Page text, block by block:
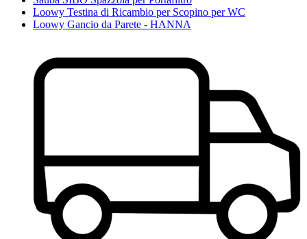
Loowy Testina di Ricambio per Scopino per WC
Loowy Gancio da Parete - HANNA